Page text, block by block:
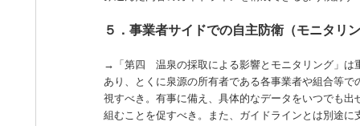
５．事業者サイドでの自主防衛（モニタリ
→「第四 温泉の採取による影響とモニタリング」は
あり、とくに泉源の所有者である各事業者や組合等
視すべき。有事に備え、具体的なデータをいつでも
組むことを促すべき。また、ガイドラインとは別途